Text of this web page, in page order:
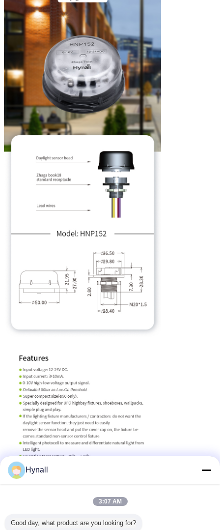
Hynall
3:07 AM
Good day, what product are you looking for?